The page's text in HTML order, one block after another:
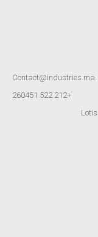
Contact@industries.ma
+212 522 260451